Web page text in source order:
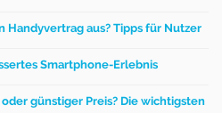
Handyvertrag aus? Tipps für Nutzer
Smartphone-Erlebnis
günstiger Preis? Die wichtigsten